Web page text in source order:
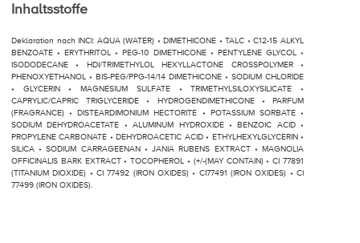
Inhaltsstoffe
Deklaration nach INCI: AQUA (WATER) • DIMETHICONE • TALC • C12-15 ALKYL
BENZOATE • ERYTHRITOL • PEG-10 DIMETHICONE • PENTYLENE GLYCOL •
ISODODECANE • HDI/TRIMETHYLOL HEXYLLACTONE CROSSPOLYMER •
PHENOXYETHANOL • BIS-PEG/PPG-14/14 DIMETHICONE • SODIUM CHLORIDE
• GLYCERIN • MAGNESIUM SULFATE • TRIMETHYLSILOXYSILICATE •
CAPRYLIC/CAPRIC TRIGLYCERIDE • HYDROGENDIMETHICONE • PARFUM
(FRAGRANCE) • DISTEARDIMONIUM HECTORITE • POTASSIUM SORBATE •
SODIUM DEHYDROACETATE • ALUMINUM HYDROXIDE • BENZOIC ACID •
PROPYLENE CARBONATE • DEHYDROACETIC ACID • ETHYLHEXYLGLYCERIN •
SILICA • SODIUM CARRAGEENAN • JANIA RUBENS EXTRACT • MAGNOLIA
OFFICINALIS BARK EXTRACT • TOCOPHEROL • (+/-(MAY CONTAIN) • CI 77891
(TITANIUM DIOXIDE) • CI 77492 (IRON OXIDES) • CI77491 (IRON OXIDES) • CI
77499 (IRON OXIDES).